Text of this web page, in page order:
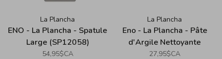
La Plancha
ENO - La Plancha - Spatule
Large (SP12058)
54,95$CA
La Plancha
Eno - La Plancha - Pâte
d'Argile Nettoyante
27,95$CA